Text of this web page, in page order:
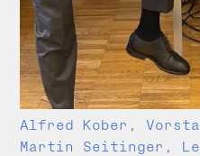
Alfred Kober,
Martin Seitinger,